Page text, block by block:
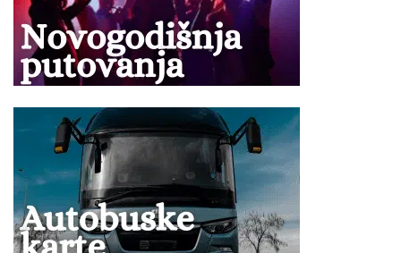
putovanja, s tim što jedno dete ima smeštaj u
pomoćnom ležaju, uslugu u hotelu kao punoplatežna
osoba, dok drugo dete ima smeštaj u zajedničkom
ležaju, uslugu u hotelu kao punoplatežna osoba.
za 2 odrasle osobe i dvoje dece uzrasta definisanog u
tabeli rade se isključivo na upit.
U hotelima koji imaju mogućnost smeštaja 3
punoplatežne (odrasle) osobe, i jednog deteta u
standardnoj dvokrevetnoj sobi sa jednim pomoćnim
ležajem, po pravilu dete koristi zajednički ležaj, i soba se
radi na upit.